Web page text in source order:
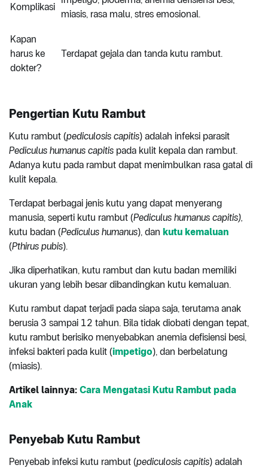
Komplikasi
miasis, rasa malu, stres emosional.
Kapan
harus ke
dokter?
Terdapat gejala dan tanda kutu rambut.
Pengertian Kutu Rambut
Kutu rambut (pediculosis capitis) adalah infeksi parasit
Pediculus humanus capitis pada kulit kepala dan rambut.
Adanya kutu pada rambut dapat menimbulkan rasa gatal di
kulit kepala.
Terdapat berbagai jenis kutu yang dapat menyerang
manusia, seperti kutu rambut (Pediculus humanus capitis),
kutu badan (Pediculus humanus), dan kutu kemaluan
(Pthirus pubis).
Jika diperhatikan, kutu rambut dan kutu badan memiliki
ukuran yang lebih besar dibandingkan kutu kemaluan.
Kutu rambut dapat terjadi pada siapa saja, terutama anak
berusia 3 sampai 12 tahun. Bila tidak diobati dengan tepat,
kutu rambut berisiko menyebabkan anemia defisiensi besi,
infeksi bakteri pada kulit (impetigo), dan berbelatung
(miasis).
Artikel lainnya: Cara Mengatasi Kutu Rambut pada
Anak
Penyebab Kutu Rambut
Penyebab infeksi kutu rambut (pediculosis capitis) adalah